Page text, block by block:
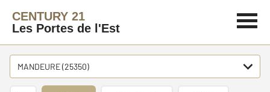
CENTURY 21
Les Portes de l'Est
MANDEURE (25350)